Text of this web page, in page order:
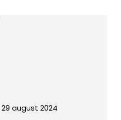
29 august 2024